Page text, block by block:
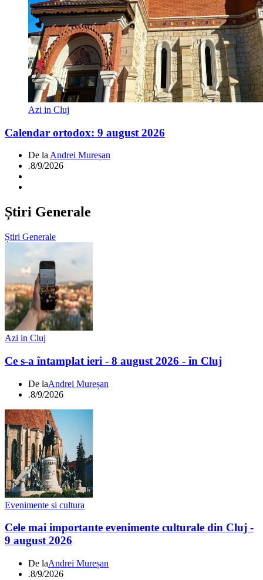
Azi in Cluj
Calendar ortodox: 9 august 2026
De laAndrei Mureșan
.8/9/2026
Știri Generale
Știri Generale
Azi in Cluj
Ce s-a întamplat ieri - 8 august 2026 - în Cluj
De laAndrei Mureșan
.8/9/2026
Evenimente si cultura
Cele mai importante evenimente culturale din Cluj -
9 august 2026
De laAndrei Mureșan
.8/9/2026